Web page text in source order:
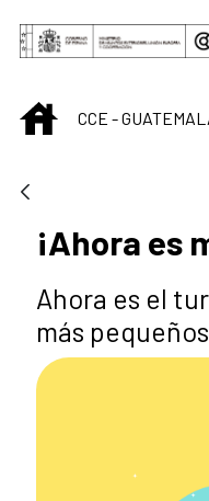
Saut au contenu
INICIO
CCE -
¡Ahora es
Ahora es el
más